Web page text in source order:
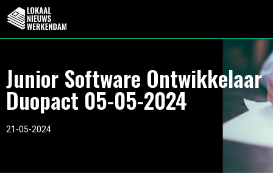
Junior Software Ontwikkelaar
Duopact 05-05-2024
21-05-2024